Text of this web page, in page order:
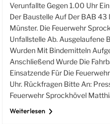
Verunfallte Gegen 1.00 Uhr
Der Baustelle Auf Der BAB 43
Münster. Die Feuerwehr
Unfallstelle Ab. Ausgelaufene
Wurden Mit Bindemitteln
Anschließend Wurde Die
Einsatzende Für Die
Uhr. Rückfragen Bitte An:
Feuerwehr Sprockhövel
Weiterlesen